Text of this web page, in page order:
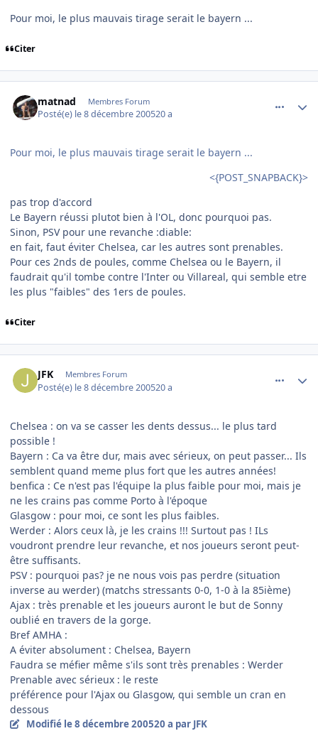
Pour moi, le plus mauvais tirage serait le bayern ...
Citer
matnad Membres Forum
Posté(e) le 8 décembre 200520 a
Pour moi, le plus mauvais tirage serait le bayern ...
<{POST_SNAPBACK}>
pas trop d'accord
Le Bayern réussi plutot bien à l'OL, donc pourquoi pas.
Sinon, PSV pour une revanche :diable:
en fait, faut éviter Chelsea, car les autres sont prenables.
Pour ces 2nds de poules, comme Chelsea ou le Bayern, il
faudrait qu'il tombe contre l'Inter ou Villareal, qui semble etre
les plus "faibles" des 1ers de poules.
Citer
JFK Membres Forum
Posté(e) le 8 décembre 200520 a
Chelsea : on va se casser les dents dessus... le plus tard
possible !
Bayern : Ca va être dur, mais avec sérieux, on peut passer... Ils
semblent quand meme plus fort que les autres années!
benfica : Ce n'est pas l'équipe la plus faible pour moi, mais je
ne les crains pas comme Porto à l'époque
Glasgow : pour moi, ce sont les plus faibles.
Werder : Alors ceux là, je les crains !!! Surtout pas ! ILs
voudront prendre leur revanche, et nos joueurs seront peut-
être suffisants.
PSV : pourquoi pas? je ne nous vois pas perdre (situation
inverse au werder) (matchs stressants 0-0, 1-0 à la 85ième)
Ajax : très prenable et les joueurs auront le but de Sonny
oublié en travers de la gorge.
Bref AMHA :
A éviter absolument : Chelsea, Bayern
Faudra se méfier même s'ils sont très prenables : Werder
Prenable avec sérieux : le reste
préférence pour l'Ajax ou Glasgow, qui semble un cran en
dessous
Modifié le 8 décembre 200520 a par JFK